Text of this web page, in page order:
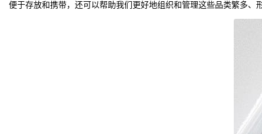
便于存放和携带，还可以帮助我们更好地组织和管理这些品类繁多、